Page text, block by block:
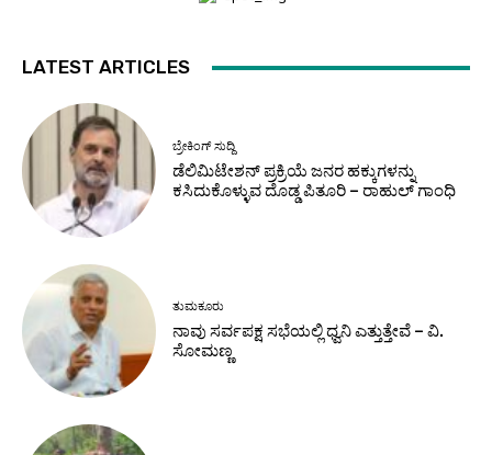
LATEST ARTICLES
ಬ್ರೇಕಿಂಗ್ ಸುದ್ದಿ
ಡೆಲಿಮಿಟೇಶನ್ ಪ್ರಕ್ರಿಯೆ ಜನರ ಹಕ್ಕುಗಳನ್ನು
ಕಸಿದುಕೊಳ್ಳುವ ದೊಡ್ಡ ಪಿತೂರಿ – ರಾಹುಲ್ ಗಾಂಧಿ
ತುಮಕೂರು
ನಾವು ಸರ್ವಪಕ್ಷ ಸಭೆಯಲ್ಲಿ ಧ್ವನಿ ಎತ್ತುತ್ತೇವೆ – ವಿ.
ಸೋಮಣ್ಣ